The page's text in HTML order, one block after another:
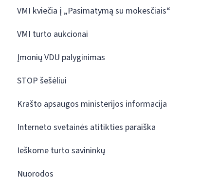
VMI kviečia į „Pasimatymą su mokesčiais“
VMI turto aukcionai
Įmonių VDU palyginimas
STOP šešėliui
Krašto apsaugos ministerijos informacija
Interneto svetainės atitikties paraiška
Ieškome turto savininkų
Nuorodos